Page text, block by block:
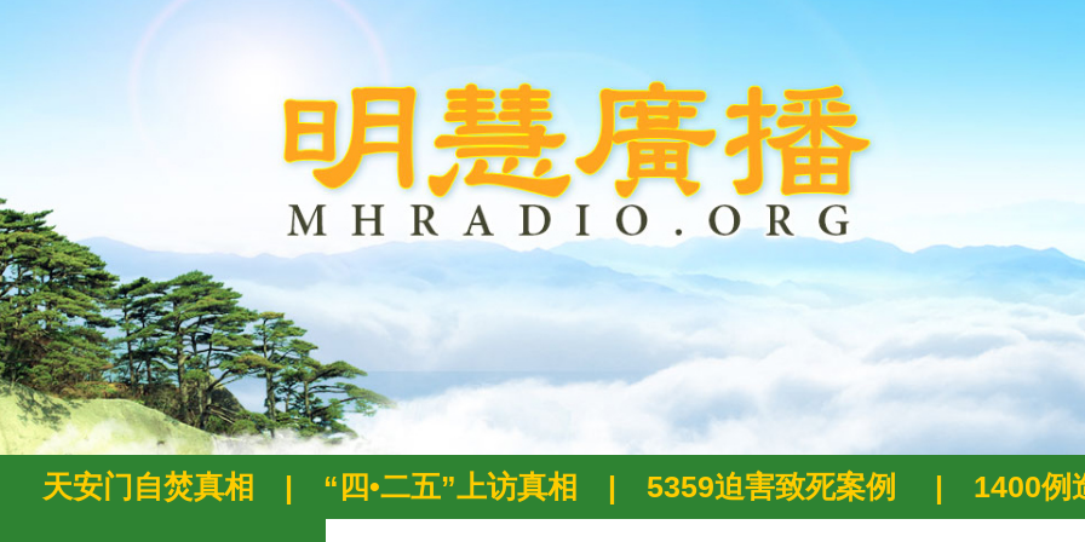
天安门自焚真相 | “四•二五”上访真相 | 5359迫害致死案例 | 1400例